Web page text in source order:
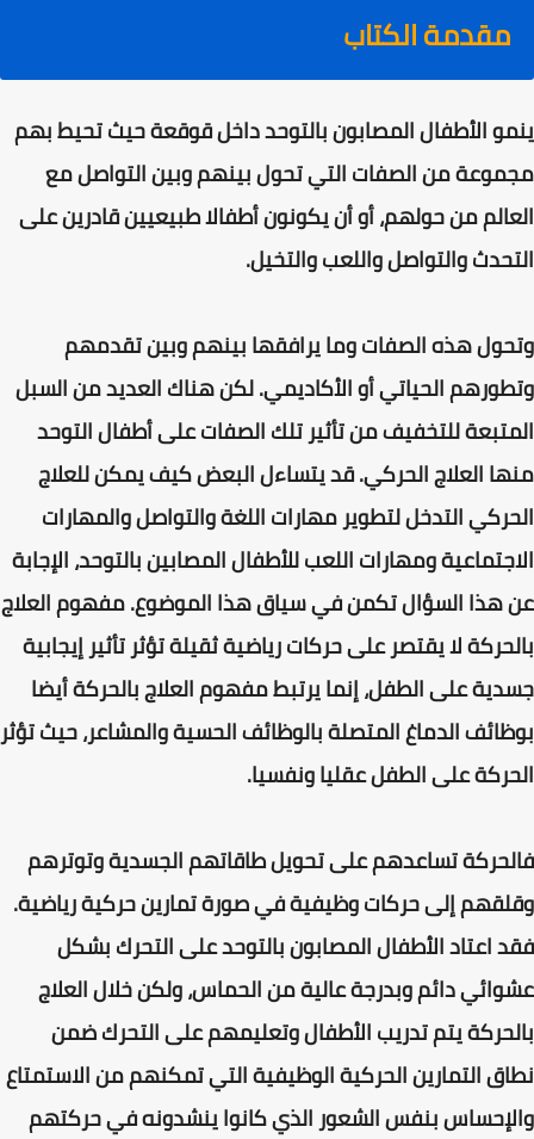
مقدمة الكتاب
ينمو الأطفال المصابون بالتوحد داخل قوقعة حيث تحيط بهم
مجموعة من الصفات التي تحول بينهم وبين التواصل مع
العالم من حولهم، أو أن يكونون أطفالا طبيعيين قادرين على
التحدث والتواصل واللعب والتخيل.
وتحول هذه الصفات وما يرافقها بينهم وبين تقدمهم
وتطورهم الحياتي أو الأكاديمي. لكن هناك العديد من السبل
المتبعة للتخفيف من تأثير تلك الصفات على أطفال التوحد
منها العلاج الحركي. قد يتساءل البعض كيف يمكن للعلاج
الحركي التدخل لتطوير مهارات اللغة والتواصل والمهارات
الاجتماعية ومهارات اللعب للأطفال المصابين بالتوحد، الإجابة
عن هذا السؤال تكمن في سياق هذا الموضوع. مفهوم العلاج
بالحركة لا يقتصر على حركات رياضية ثقيلة تؤثر تأثير إيجابية
جسدية على الطفل، إنما يرتبط مفهوم العلاج بالحركة أيضا
بوظائف الدماغ المتصلة بالوظائف الحسية والمشاعر، حيث تؤثر
الحركة على الطفل عقليا ونفسيا.
فالحركة تساعدهم على تحويل طاقاتهم الجسدية وتوترهم
وقلقهم إلى حركات وظيفية في صورة تمارين حركية رياضية.
فقد اعتاد الأطفال المصابون بالتوحد على التحرك بشكل
عشوائي دائم وبدرجة عالية من الحماس، ولكن خلال العلاج
بالحركة يتم تدريب الأطفال وتعليمهم على التحرك ضمن
نطاق التمارين الحركية الوظيفية التي تمكنهم من الاستمتاع
والإحساس بنفس الشعور الذي كانوا ينشدونه في حركتهم